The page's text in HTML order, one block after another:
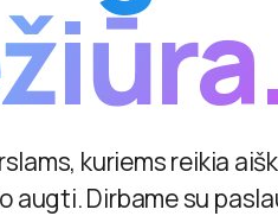
kuriems reikia
Dirbame su